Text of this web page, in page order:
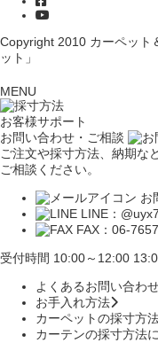
Copyright 2010 カーペット
ット」
MENU
お客様サポート
お問い合わせ・ご相談
ご注文や採寸方法、納期な
ご相談ください。
お
LINE：
FAX：06-
受付時間 10:00～12:00
よくあるお問い合わ
お手入れ方法
カーペットの採寸方
カーテンの採寸方法